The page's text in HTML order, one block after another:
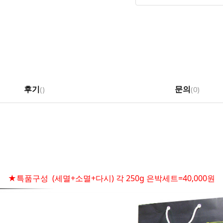
후기() 문의(0)
★특품구성 (세멸+소멸+다시) 각 250g 은박세트=40,000원